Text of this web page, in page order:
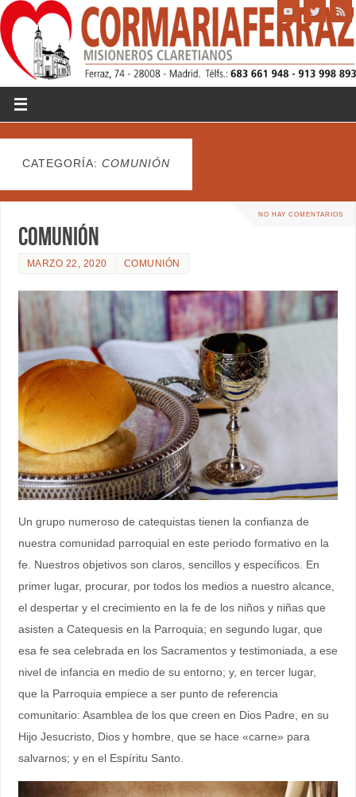
CATEGORÍA: COMUNIÓN
NO HAY COMENTARIOS
comunión
MARZO 22, 2020 COMUNIÓN
Un grupo numeroso de catequistas tienen la confianza de
nuestra comunidad parroquial en este periodo formativo en la
fe. Nuestros objetivos son claros, sencillos y específicos. En
primer lugar, procurar, por todos los medios a nuestro alcance,
el despertar y el crecimiento en la fe de los niños y niñas que
asisten a Catequesis en la Parroquia; en segundo lugar, que
esa fe sea celebrada en los Sacramentos y testimoniada, a ese
nivel de infancia en medio de su entorno; y, en tercer lugar,
que la Parroquia empiece a ser punto de referencia
comunitario: Asamblea de los que creen en Dios Padre, en su
Hijo Jesucristo, Dios y hombre, que se hace «carne» para
salvarnos; y en el Espíritu Santo.